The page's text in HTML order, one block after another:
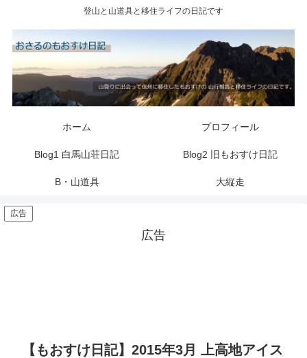
登山と山道具と移住ライフの日記です
ホーム プロフィール
Blog1 白馬山荘日記 Blog2 旧もおすけ日記
B・山道具 大縦走
広告
広告
【もおすけ日記】2015年3月 上高地アイス